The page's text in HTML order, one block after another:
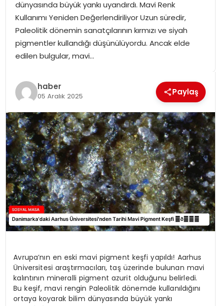
dünyasında büyük yankı uyandırdı. Mavi Renk
Kullanımı Yeniden Değerlendiriliyor Uzun süredir,
Paleolitik dönemin sanatçılarının kırmızı ve siyah
pigmentler kullandığı düşünülüyordu. Ancak elde
edilen bulgular, mavi…
haber
05 Aralık 2025 Paylaş
Avrupa’nın en eski mavi pigment keşfi yapıldı! Aarhus
Üniversitesi araştırmacıları, taş üzerinde bulunan mavi
kalıntının mineralli pigment azurit olduğunu belirledi.
Bu keşif, mavi rengin Paleolitik dönemde kullanıldığını
ortaya koyarak bilim dünyasında büyük yankı